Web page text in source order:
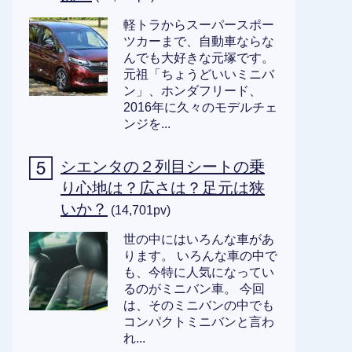
軽トラからスーパースポー
ツカーまで、自動車ならな
んでも大好きな元塚です。
元祖「ちょうどいいミニバ
ン」、ホンダフリード、
2016年に久々のモデルチェ
ンジを...
シエンタの２列目シートの乗
り心地は？広さは？足元は狭
いか？ (14,701pv)
世の中にはいろんな車があ
ります。 いろんな車の中で
も、今特に人気になってい
るのがミニバン車。 今回
は、そのミニバンの中でも
コンパクトミニバンと言わ
れ...